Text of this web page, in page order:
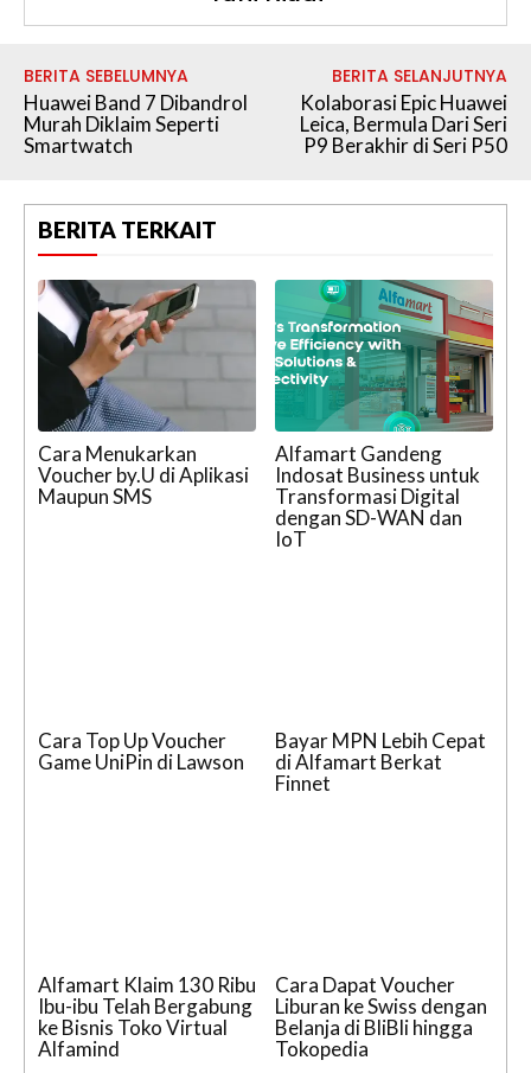
BERITA SEBELUMNYA
Huawei Band 7 Dibandrol
Murah Diklaim Seperti
Smartwatch
BERITA SELANJUTNYA
Kolaborasi Epic Huawei
Leica, Bermula Dari Seri
P9 Berakhir di Seri P50
BERITA TERKAIT
Cara Menukarkan
Voucher by.U di Aplikasi
Maupun SMS
Alfamart Gandeng
Indosat Business untuk
Transformasi Digital
dengan SD-WAN dan
IoT
Cara Top Up Voucher
Game UniPin di Lawson
Bayar MPN Lebih Cepat
di Alfamart Berkat
Finnet
Alfamart Klaim 130 Ribu
Ibu-ibu Telah Bergabung
ke Bisnis Toko Virtual
Alfamind
Cara Dapat Voucher
Liburan ke Swiss dengan
Belanja di BliBli hingga
Tokopedia